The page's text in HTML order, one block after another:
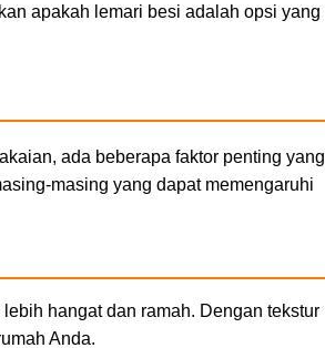
apakah lemari besi adalah opsi yang
ada beberapa faktor penting yang
masing yang dapat memengaruhi
hangat dan ramah. Dengan tekstur
Anda.